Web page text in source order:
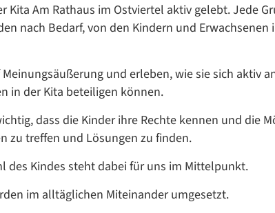
Kita Am Rathaus im Ostviertel aktiv gelebt. Jede
nach Bedarf, von den Kindern und Erwachsenen
und erleben, wie sie sich aktiv
in der Kita beteiligen können.
dass die Kinder ihre Rechte kennen und die
zu treffen und Lösungen zu finden.
des Kindes steht dabei für uns im Mittelpunkt.
im alltäglichen Miteinander umgesetzt.